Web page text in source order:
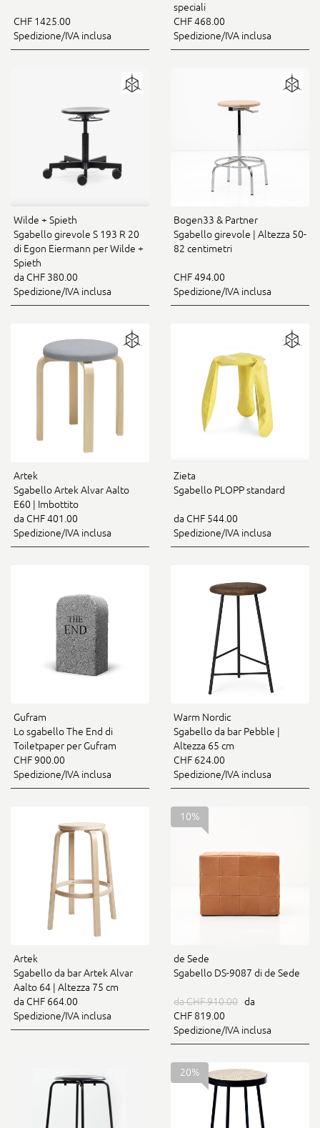
CHF 1425.00
Spedizione/IVA inclusa
speciali
CHF 468.00
Spedizione/IVA inclusa
Wilde + Spieth
Sgabello girevole S 193 R 20
di Egon Eiermann per Wilde +
Spieth
da CHF 380.00
Spedizione/IVA inclusa
Bogen33 & Partner
Sgabello girevole | Altezza 50-
82 centimetri
CHF 494.00
Spedizione/IVA inclusa
Artek
Sgabello Artek Alvar Aalto
E60 | Imbottito
da CHF 401.00
Spedizione/IVA inclusa
Zieta
Sgabello PLOPP standard
da CHF 544.00
Spedizione/IVA inclusa
Gufram
Lo sgabello The End di
Toiletpaper per Gufram
CHF 900.00
Spedizione/IVA inclusa
Warm Nordic
Sgabello da bar Pebble |
Altezza 65 cm
CHF 624.00
Spedizione/IVA inclusa
Artek
Sgabello da bar Artek Alvar
Aalto 64 | Altezza 75 cm
da CHF 664.00
Spedizione/IVA inclusa
10%
de Sede
Sgabello DS-9087 di de Sede
da CHF 910.00 da
CHF 819.00
Spedizione/IVA inclusa
20%